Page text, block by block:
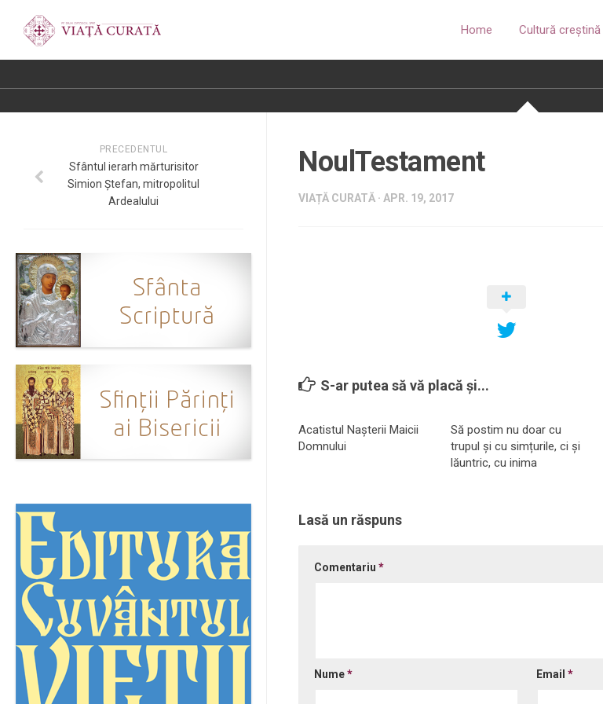
Home Cultură creștină
NoulTestament
VIAȚĂ CURATĂ · APR. 19, 2017
S-ar putea să vă placă și...
Acatistul Nașterii Maicii
Domnului
Să postim nu doar cu
trupul și cu simțurile, ci și
lăuntric, cu inima
Lasă un răspuns
Comentariu *
Nume* Email *
PRECEDENTUL
Sfântul ierarh mărturisitor
Simion Ștefan, mitropolitul
Ardealului